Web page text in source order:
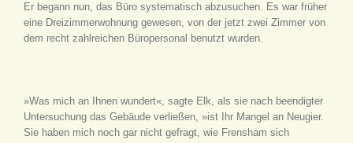
Er begann nun, das Büro systematisch abzusuchen. Es war früher
eine Dreizimmerwohnung gewesen, von der jetzt zwei Zimmer von
dem recht zahlreichen Büropersonal benutzt wurden.
»Was mich an Ihnen wundert«, sagte Elk, als sie nach beendigter
Untersuchung das Gebäude verließen, »ist Ihr Mangel an Neugier.
Sie haben mich noch gar nicht gefragt, wie Frensham sich